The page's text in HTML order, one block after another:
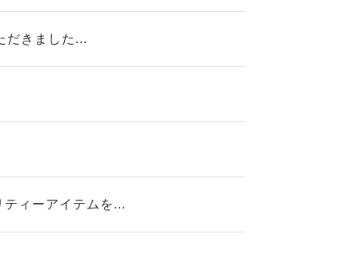
だきました...
ィーアイテムを...